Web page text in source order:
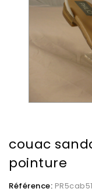
couac
pointure
Référence: